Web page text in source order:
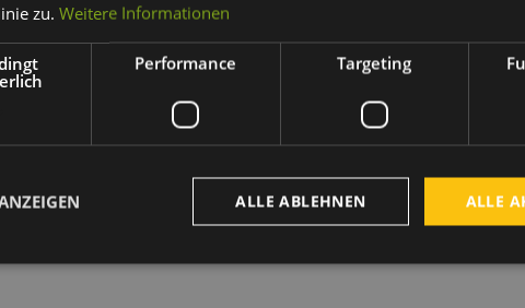
Element für das
Jahr hinweg. Die Art und
die Parallelität der
Stadt- und Liniennetzplan
Bewegtbild und Animation
klar definierten
zu. Weitere Informationen
Performance Targeting
ALLE
ALLE ABLEHNEN